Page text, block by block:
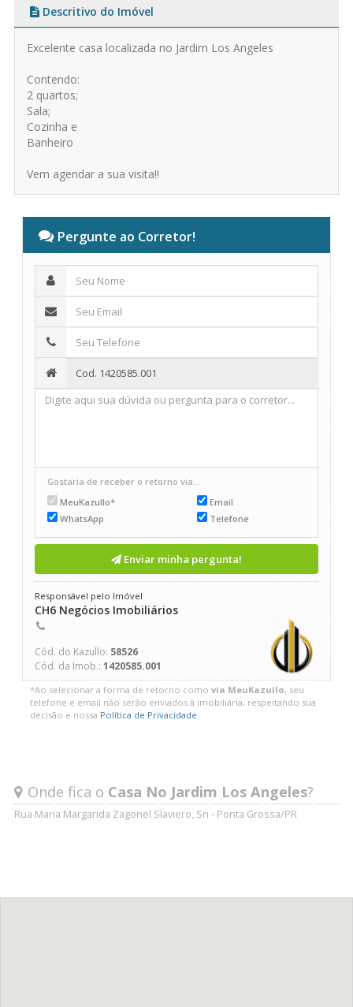
Descritivo do Imóvel
Excelente casa localizada no Jardim Los Angeles
Contendo:
2 quartos;
Sala;
Cozinha e
Banheiro
Vem agendar a sua visita!!
Pergunte ao Corretor!
Gostaria de receber o retorno via...
MeuKazullo*
Email
WhatsApp
Telefone
Enviar minha pergunta!
Responsável pelo Imóvel
CH6 Negócios Imobiliários
Cód. do Kazullo: 58526
Cód. da Imob.: 1420585.001
*Ao selecionar a forma de retorno comovia MeuKazullo, seu
telefone e email não serão enviados à imobiliária, respeitando sua
decisão e nossa Política de Privacidade.
Onde fica o Casa No Jardim Los Angeles?
Rua Maria Margarida Zagonel Slaviero, Sn - Ponta Grossa/PR